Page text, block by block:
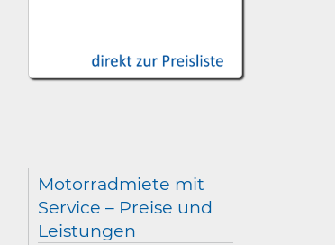
Motorradmiete mit
Service – Preise und
Leistungen